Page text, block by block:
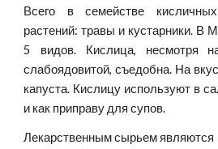
Всего в семействе
растений: травы и кустарники. В
5 видов. Кислица, несмотря
слабоядовитой, съедобна. На
капуста. Кислицу используют в
и как приправу для супов.
Лекарственным сырьем являются